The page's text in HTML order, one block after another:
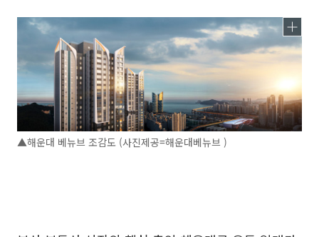
▲해운대 베뉴브 조감도 (사진제공=해운대베뉴브 )